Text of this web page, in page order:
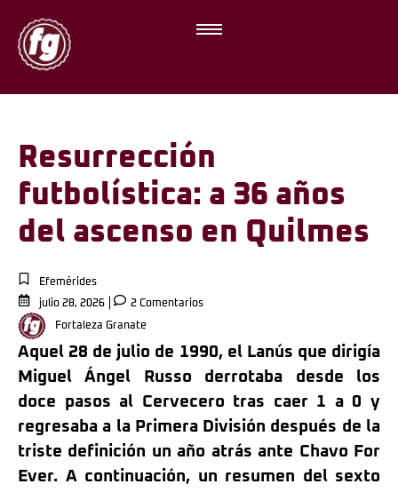
Resurrección
futbolística: a 36 años
del ascenso en Quilmes
Efemérides
julio 28, 2026
2 Comentarios
Fortaleza Granate
Aquel 28 de julio de 1990, el Lanús que dirigía
Miguel Ángel Russo derrotaba desde los
doce pasos al Cervecero tras caer 1 a 0 y
regresaba a la Primera División después de la
triste definición un año atrás ante Chavo For
Ever. A continuación, un resumen delsexto